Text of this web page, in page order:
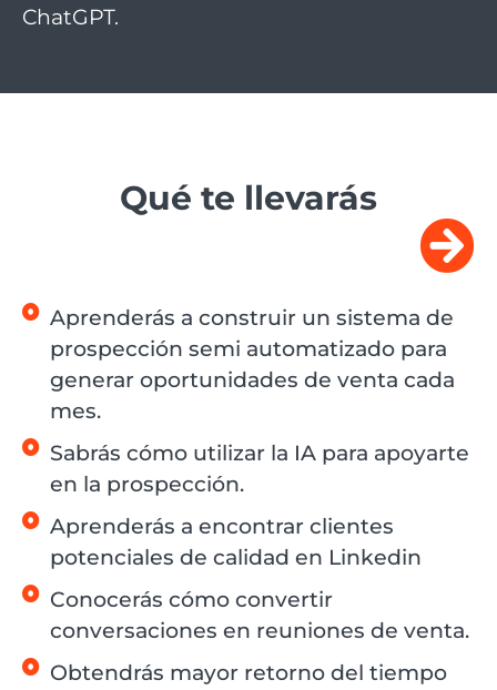
ChatGPT.
Qué te llevarás
Aprenderás a construir un sistema de
prospección semi automatizado para
generar oportunidades de venta cada
mes.
Sabrás cómo utilizar la IA para apoyarte
en la prospección.
Aprenderás a encontrar clientes
potenciales de calidad en Linkedin
Conocerás cómo convertir
conversaciones en reuniones de venta.
Obtendrás mayor retorno del tiempo